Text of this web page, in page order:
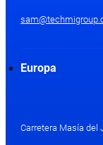
Europa
Carretera Masía del